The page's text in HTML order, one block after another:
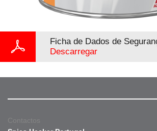
Ficha de Dados de
Descarregar
Contactos